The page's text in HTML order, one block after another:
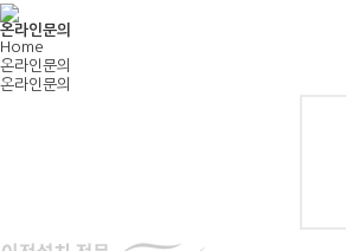
온라인문의
Home
온라인문의
온라인문의